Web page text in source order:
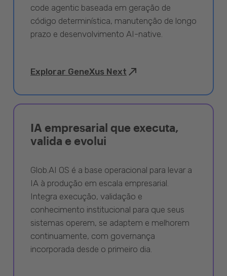
code agentic baseada em geração de
código determinística, manutenção de longo
prazo e desenvolvimento AI-native.
Explorar GeneXus Next
IA empresarial que executa,
valida e evolui
Glob.AI OS é a base operacional para levar a
IA à produção em escala empresarial.
Integra execução, validação e
conhecimento institucional para que seus
sistemas operem, se adaptem e melhorem
continuamente, com governança
incorporada desde o primeiro dia.